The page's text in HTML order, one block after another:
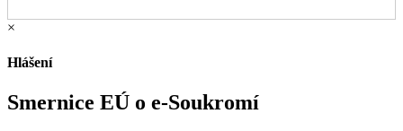
×
Hlášení
Smernice EÚ o e-Soukromí